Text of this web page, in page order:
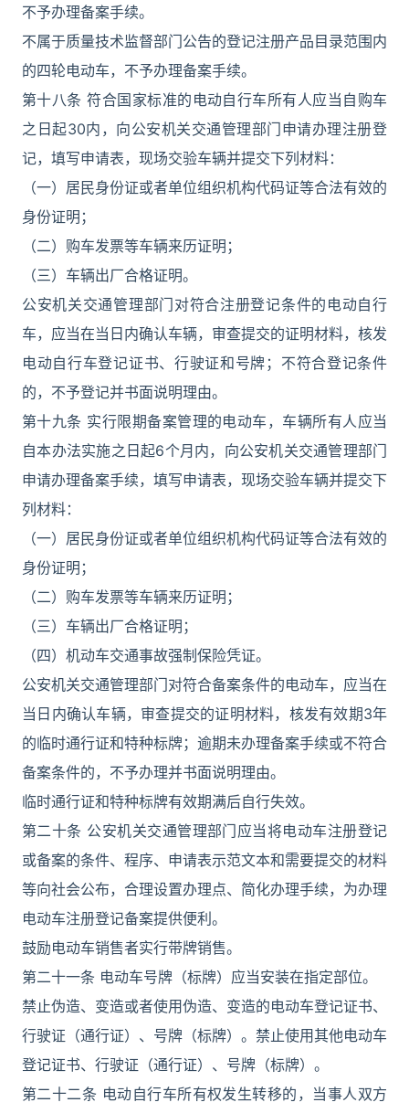
不予办理备案手续。
不属于质量技术监督部门公告的登记注册产品目录范围内
的四轮电动车，不予办理备案手续。
第十八条 符合国家标准的电动自行车所有人应当自购车
之日起30内，向公安机关交通管理部门申请办理注册登
记，填写申请表，现场交验车辆并提交下列材料：
（一）居民身份证或者单位组织机构代码证等合法有效的
身份证明；
（二）购车发票等车辆来历证明；
（三）车辆出厂合格证明。
公安机关交通管理部门对符合注册登记条件的电动自行
车，应当在当日内确认车辆，审查提交的证明材料，核发
电动自行车登记证书、行驶证和号牌；不符合登记条件
的，不予登记并书面说明理由。
第十九条 实行限期备案管理的电动车，车辆所有人应当
自本办法实施之日起6个月内，向公安机关交通管理部门
申请办理备案手续，填写申请表，现场交验车辆并提交下
列材料：
（一）居民身份证或者单位组织机构代码证等合法有效的
身份证明；
（二）购车发票等车辆来历证明；
（三）车辆出厂合格证明；
（四）机动车交通事故强制保险凭证。
公安机关交通管理部门对符合备案条件的电动车，应当在
当日内确认车辆，审查提交的证明材料，核发有效期3年
的临时通行证和特种标牌；逾期未办理备案手续或不符合
备案条件的，不予办理并书面说明理由。
临时通行证和特种标牌有效期满后自行失效。
第二十条 公安机关交通管理部门应当将电动车注册登记
或备案的条件、程序、申请表示范文本和需要提交的材料
等向社会公布，合理设置办理点、简化办理手续，为办理
电动车注册登记备案提供便利。
鼓励电动车销售者实行带牌销售。
第二十一条 电动车号牌（标牌）应当安装在指定部位。
禁止伪造、变造或者使用伪造、变造的电动车登记证书、
行驶证（通行证）、号牌（标牌）。禁止使用其他电动车
登记证书、行驶证（通行证）、号牌（标牌）。
第二十二条 电动自行车所有权发生转移的，当事人双方